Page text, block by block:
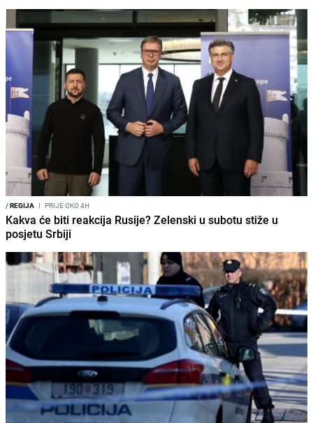
/REGIJA I PRIJE OKO 4H
Kakva će biti reakcija Rusije? Zelenski u subotu stiže u
posjetu Srbiji